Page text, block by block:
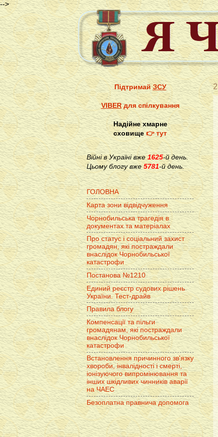
-->
ПідтримайЗСУ
VIBERдля спілкування
Надійне хмарне
сховище👉 тут
Війні в Україні вже1625-й день.
Цьому блогу вже 5781-й день.
ГОЛОВНА
Карта зони відвідчуження
Чорнобильська трагедія в
документах та матеріалах
Про статус і соціальний захист
громадян, які постраждали
внаслідок Чорнобильської
катастрофи
Постанова №1210
Единий реєстр судових рішень
України. Тест-драйв
Правила блогу
Компенсації та пільги
громадянам, які постраждали
внаслідок Чорнобильської
катастрофи
Встановлення причинного зв'язку
хвороби, інвалідності і смерті,
іонізуючого випромінювання та
інших шкідливих чинників аварії
на ЧАЕС
Безоплатна правнича допомога